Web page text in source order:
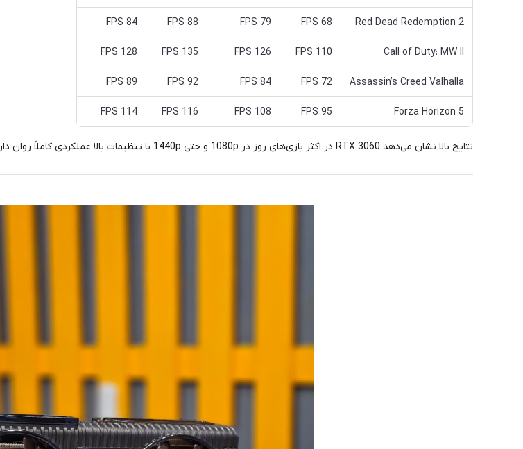
Red Dead Redemption 2
68 FPS
79 FPS
88 FPS
84 FPS
Call of Duty: MW II
110 FPS
126 FPS
135 FPS
128 FPS
Assassin’s Creed Valhalla
72 FPS
84 FPS
92 FPS
89 FPS
Forza Horizon 5
95 FPS
108 FPS
116 FPS
114 FPS
نتایج بالا نشان می‌دهد RTX 3060 در اکثر بازی‌های روز در 1080p و حتی 1440p با تنظیمات بالا عملکردی کاملاً روان دارد.